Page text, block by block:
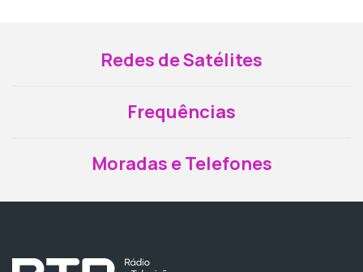
Redes de Satélites
Frequências
Moradas e Telefones